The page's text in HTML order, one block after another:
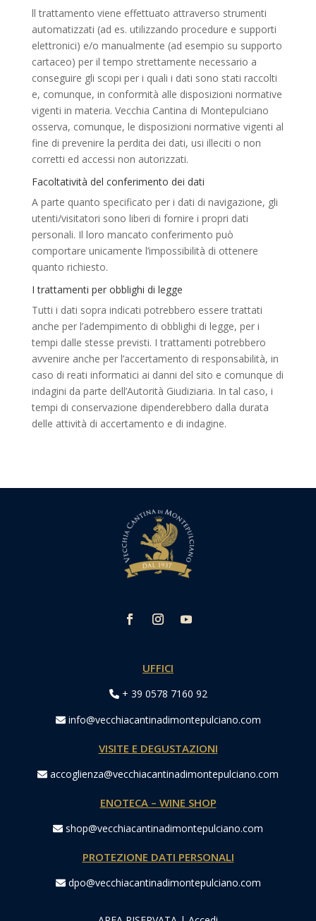
ll trattamento viene effettuato attraverso strumenti
automatizzati (ad es. utilizzando procedure e supporti
elettronici) e/o manualmente (ad esempio su supporto
cartaceo) per il tempo strettamente necessario a
conseguire gli scopi per i quali i dati sono stati raccolti
e, comunque, in conformità alle disposizioni normative
vigenti in materia. Vecchia Cantina di Montepulciano
osserva, comunque, le disposizioni normative vigenti al
fine di prevenire la perdita dei dati, usi illeciti o non
corretti ed accessi non autorizzati.
Facoltatività del conferimento dei dati
A parte quanto specificato per i dati di navigazione, gli
utenti/visitatori sono liberi di fornire i propri dati
personali. Il loro mancato conferimento può
comportare unicamente l’impossibilità di ottenere
quanto richiesto.
I trattamenti per obblighi di legge
Tutti i dati sopra indicati potrebbero essere trattati
anche per l’adempimento di obblighi di legge, per i
tempi dalle stesse previsti. I trattamenti potrebbero
avvenire anche per l’accertamento di responsabilità, in
caso di reati informatici ai danni del sito e comunque di
indagini da parte dell’Autorità Giudiziaria. In tal caso, i
tempi di conservazione dipenderebbero dalla durata
delle attività di accertamento e di indagine.
UFFICI
+ 39 0578 7160 92
info@vecchiacantinadimontepulciano.com
VISITE E DEGUSTAZIONI
accoglienza@vecchiacantinadimontepulciano.com
ENOTECA – WINE SHOP
shop@vecchiacantinadimontepulciano.com
PROTEZIONE DATI PERSONALI
dpo@vecchiacantinadimontepulciano.com